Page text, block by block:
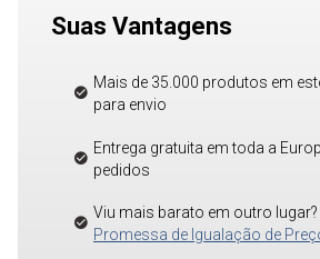
Suas Vantagens
Mais de 35.000 produtos em
para envio
Entrega gratuita em toda a
pedidos
Viu mais barato em outro
Promessa de Igualação de